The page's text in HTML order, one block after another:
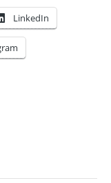
mansão
Galvão
LinkedIn